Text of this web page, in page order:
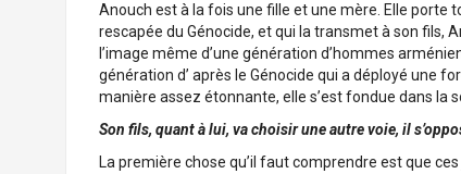
Anouch est à la fois une fille et une mère. Elle porte
rescapée du Génocide, et qui la transmet à son fils,
l’image même d’une génération d’hommes
génération d’ après le Génocide qui a déployé une
manière assez étonnante, elle s’est fondue dans
Son fils, quant à lui, va choisir une autre voie, il
La première chose qu’il faut comprendre est que